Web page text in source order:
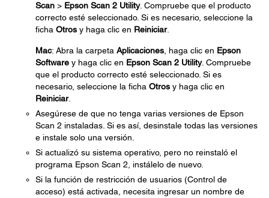
Scan > Epson Scan 2 Utility. Compruebe que el producto
correcto esté seleccionado. Si es necesario, seleccione la
ficha Otros y haga clic en Reiniciar.
Mac: Abra la carpeta Aplicaciones , haga clic en Epson
Software y haga clic en Epson Scan 2 Utility. Compruebe
que el producto correcto esté seleccionado. Si es
necesario, seleccione la ficha Otros y haga clic en
Reiniciar.
Asegúrese de que no tenga varias versiones de Epson
Scan 2 instaladas. Si es así, desinstale todas las versiones
e instale solo una versión.
Si actualizó su sistema operativo, pero no reinstaló el
programa Epson Scan 2, instálelo de nuevo.
Si la función de restricción de usuarios (Control de
acceso) está activada, necesita ingresar un nombre de